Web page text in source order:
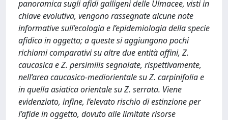
panoramica sugli afidi galligeni delle Ulmacee, visti in
chiave evolutiva, vengono rassegnate alcune note
informative sull’ecologia e l’epidemiologia della specie
afidica in oggetto; a queste si aggiungono pochi
richiami comparativi su altre due entità affini, Z.
caucasica e Z. persimilis segnalate, rispettivamente,
nell’area caucasico-mediorientale su Z. carpinifolia e
in quella asiatica orientale su Z. serrata. Viene
evidenziato, infine, l’elevato rischio di estinzione per
l’afide in oggetto, dovuto alle limitate risorse